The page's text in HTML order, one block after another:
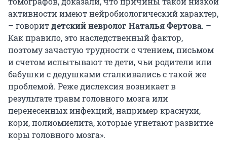
активности имеют нейробиологический характер,
– говоритдетский невролог Наталья Фертова. –
Как правило, это наследственный фактор,
поэтому зачастую трудности с чтением, письмом
и счетом испытывают те дети, чьи родители или
бабушки с дедушками сталкивались с такой же
проблемой. Реже дислексия возникает в
результате травм головного мозга или
перенесенных инфекций, например краснухи,
кори, полиомиелита, которые угнетают развитие
коры головного мозга».